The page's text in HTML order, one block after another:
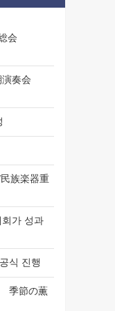
会
奏会
族楽器重
가 성과
식 진행
季節の薫